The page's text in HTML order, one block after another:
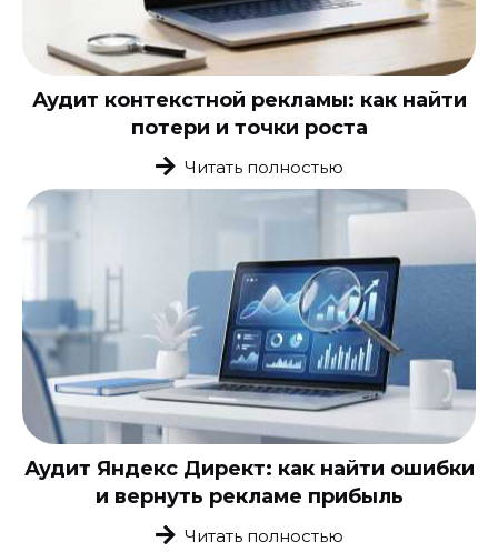
Аудит контекстной рекламы: как найти
потери и точки роста
Читать полностью
Аудит Яндекс Директ: как найти ошибки
и вернуть рекламе прибыль
Читать полностью